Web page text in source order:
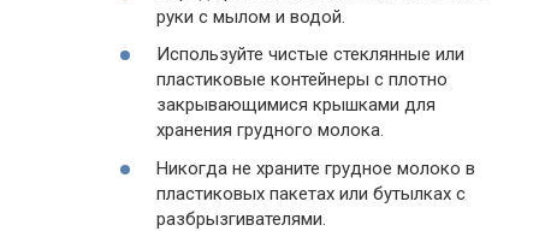
руки с мылом и водой.
Используйте чистые стеклянные или
пластиковые контейнеры с плотно
закрывающимися крышками для
хранения грудного молока.
Никогда не храните грудное молоко в
пластиковых пакетах или бутылках с
разбрызгивателями.